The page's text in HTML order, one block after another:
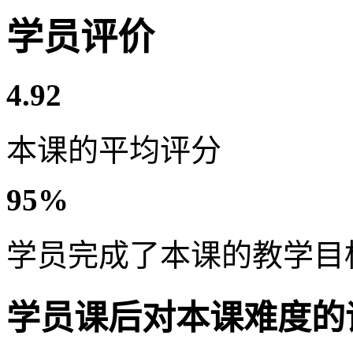
学员评价
4.92
本课的平均评分
95%
学员完成了本课的教学目
学员课后对本课难度